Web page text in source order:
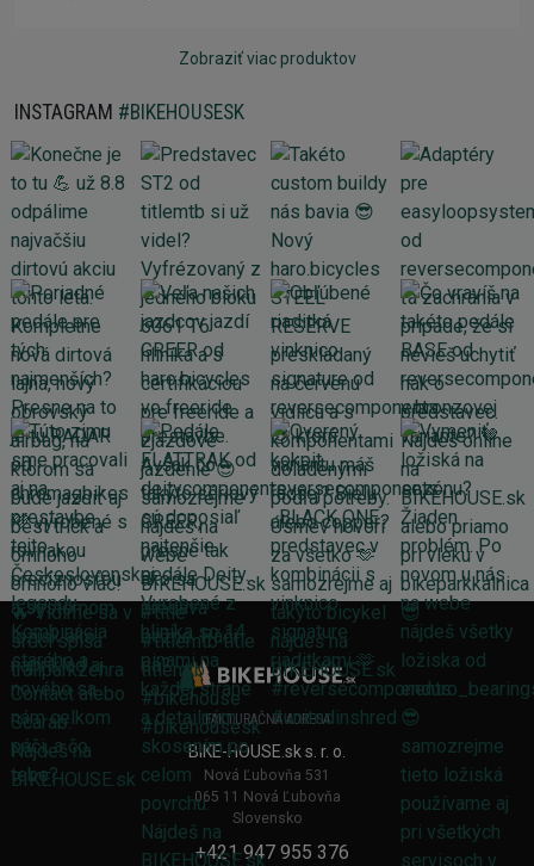
Zobraziť viac produktov
INSTAGRAM #BIKEHOUSESK
FAKTURAČNÁ ADRESA
BIKE-HOUSE.sk s. r. o.
Nová Ľubovňa 531
065 11 Nová Ľubovňa
Slovensko
+421 947 955 376